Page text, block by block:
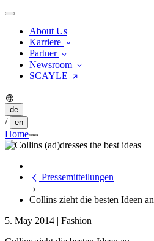
About Us
Karriere
Partner
Newsroom
SCAYLE
de
/ en
Home
Pressemitteilungen
Collins zieht die besten Ideen an
5. May 2014 | Fashion